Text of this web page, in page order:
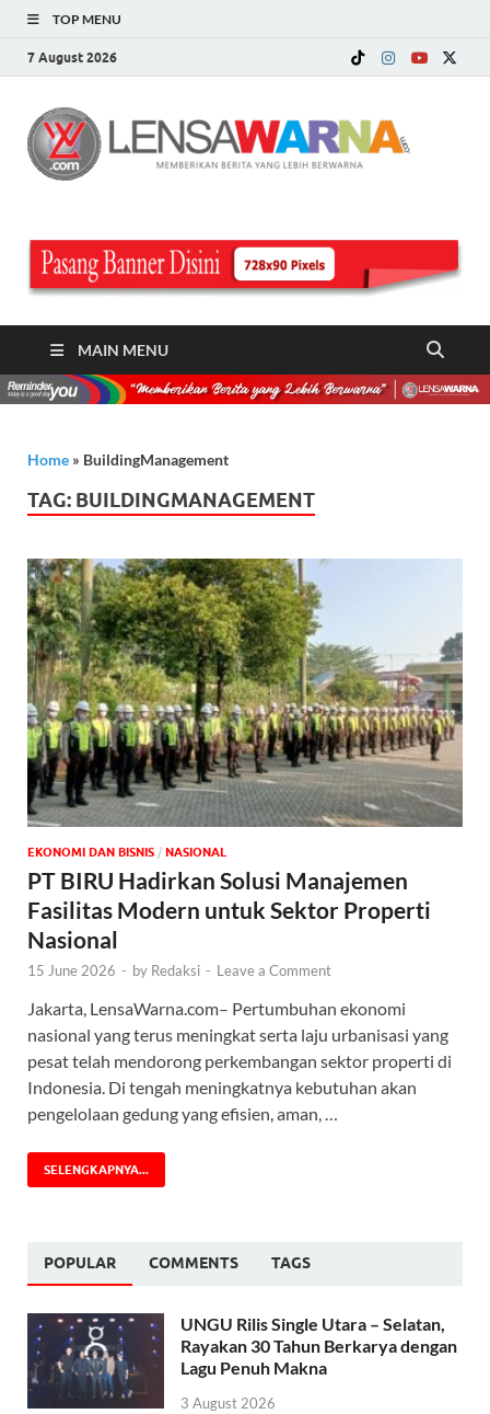
TOP MENU
7 August 2026
MAIN MENU
Home » BuildingManagement
TAG: BUILDINGMANAGEMENT
EKONOMI DAN BISNIS / NASIONAL
PT BIRU Hadirkan Solusi Manajemen
Fasilitas Modern untuk Sektor Properti
Nasional
15 June 2026 - by Redaksi - Leave a Comment
Jakarta, LensaWarna.com– Pertumbuhan ekonomi
nasional yang terus meningkat serta laju urbanisasi yang
pesat telah mendorong perkembangan sektor properti di
Indonesia. Di tengah meningkatnya kebutuhan akan
pengelolaan gedung yang efisien, aman, …
SELENGKAPNYA...
POPULAR COMMENTS TAGS
UNGU Rilis Single Utara – Selatan,
Rayakan 30 Tahun Berkarya dengan
Lagu Penuh Makna
3 August 2026